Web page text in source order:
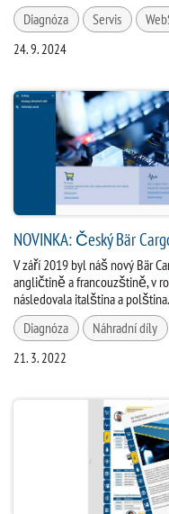
Diagnóza
Servis
24. 9. 2024
NOVINKA: Český Bär
V září 2019 byl náš nový Bär
angličtině a francouzštině, v
následovala italština a
Diagnóza
Náhradní díly
21. 3. 2022